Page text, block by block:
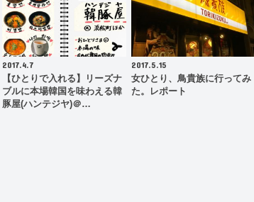
2017.4.7
【ひとりで入れる】リーズナ
ブルに本場韓国を味わえる韓
豚屋(ハンテジヤ)＠…
2017.5.15
女ひとり、鳥貴族に行ってみ
た。レポート